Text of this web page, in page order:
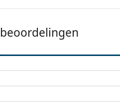
beoordelingen